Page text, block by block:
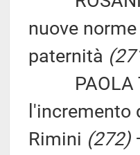
nuove
paternità
PAOLA
Rimini (272)